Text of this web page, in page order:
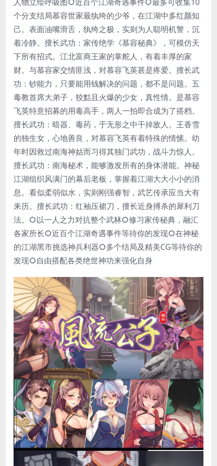
个分支结局慕容世家最纨绔的少爷，在江湖中多红颜知
己。表面油嘴滑舌，纨绔之极，实则为人聪明机警，沉
着冷静。擅长武功：家传绝学《慕容秘典》，可模仿天
下所有招式。江北富商王家的掌舵人，有着丰厚的家
财。与慕容家交情匪浅，对慕容飞英甚是疼爱。擅长武
功：钞能力，只要能用钱解决的问题，都不是问题。五
毒教首席大弟子，狡黠且火爆的少女，真性情。是慕容
飞英特意招募的用毒高手，两人一拍即合成为了搭档。
擅长武功：暗器、毒药，于无形之中干掉敌人。王香雪
的独生女，心地善良，对慕容飞英有着特殊的情愫。幼
年时因救过南海神姑而习得其独门武功，战斗力惊人。
擅长武功：南海秘术，能够激发所有的身体潜能。神秘
江湖组织风满门的幕后老板，掌握着江湖大大小小的消
息。看似柔弱似水，实则刚强睿智，武艺传承应当大有
来历。擅长武功：红袖压裙刀，擅长近身搏杀的犀利刀
法。○以一人之力对抗整个武林○修习家传秘典，融汇
各家所长○近百个江湖奇遇事件等待你的发现○在神秘
的江湖黑市挑选神兵利器○多个结局及精美CG等待你的
发现○自由搭配各类绝世神功来强化自身